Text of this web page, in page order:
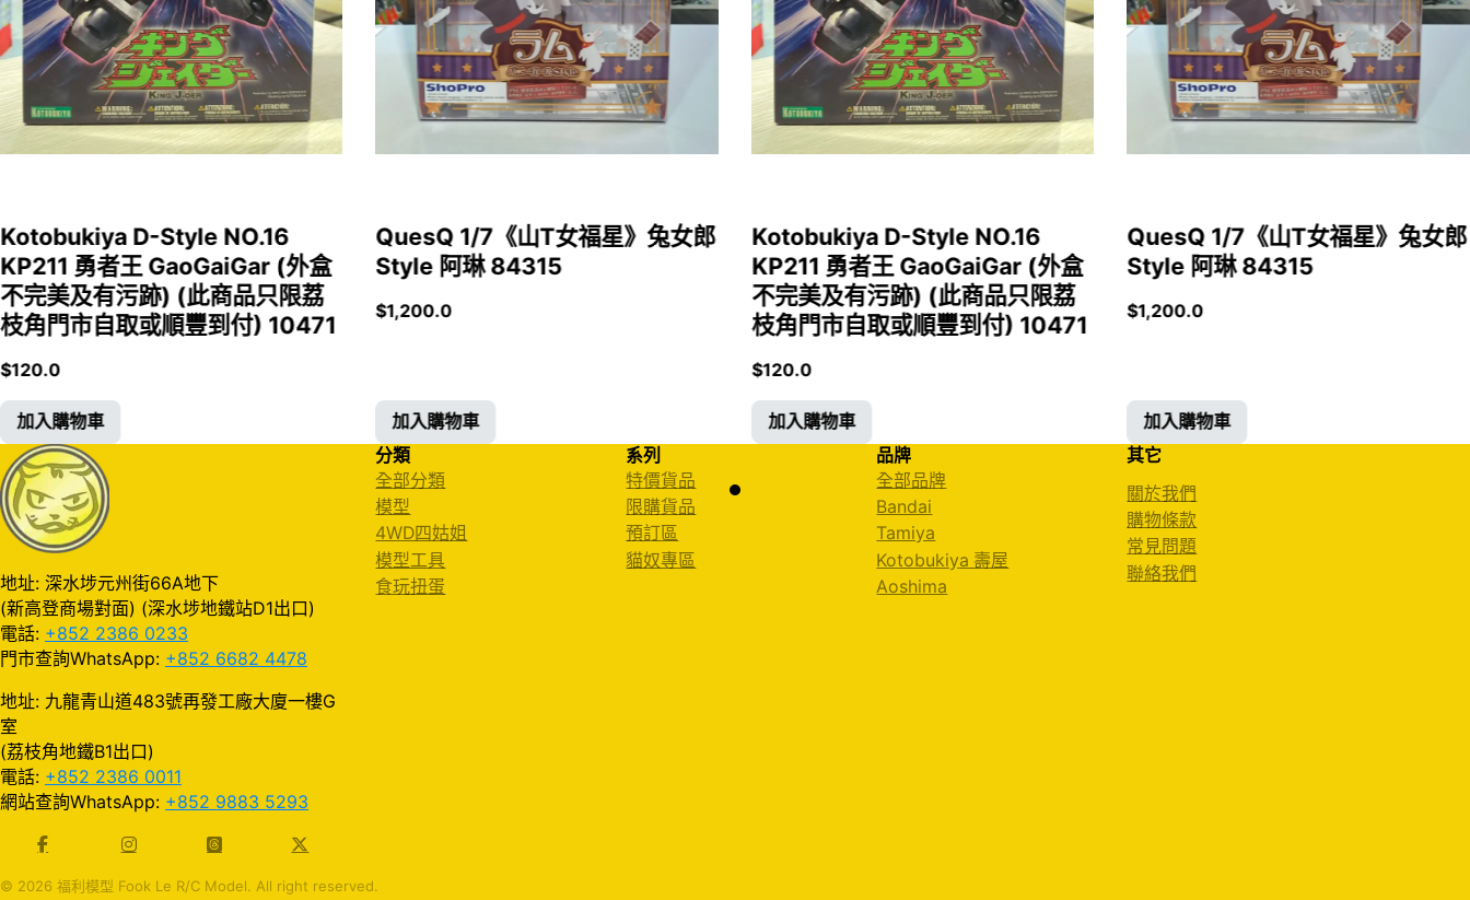
Kotobukiya D-Style NO.16
KP211 勇者王 GaoGaiGar (外盒
不完美及有污跡) (此商品只限荔
枝角門市自取或順豐到付) 10471
$120.0
加入購物車
QuesQ 1/7《山T女福星》兔女郎
Style 阿琳 84315
$1,200.0
加入購物車
Kotobukiya D-Style NO.16
KP211 勇者王 GaoGaiGar (外盒
不完美及有污跡) (此商品只限荔
枝角門市自取或順豐到付) 10471
$120.0
加入購物車
QuesQ 1/7《山T女福星》兔女郎
Style 阿琳 84315
$1,200.0
加入購物車
地址: 深水埗元州街66A地下
(新高登商場對面) (深水埗地鐵站D1出口)
電話: +852 2386 0233
門市查詢WhatsApp: +852 6682 4478
地址: 九龍青山道483號再發工廠大廈一樓G
室
(荔枝角地鐵B1出口)
電話: +852 2386 0011
網站查詢WhatsApp: +852 9883 5293
分類
全部分類
模型
4WD四姑姐
模型工具
食玩扭蛋
系列
特價貨品
限購貨品
預訂區
貓奴專區
品牌
全部品牌
Bandai
Tamiya
Kotobukiya 壽屋
Aoshima
其它
關於我們
購物條款
常見問題
聯絡我們
© 2026 福利模型 Fook Le R/C Model. All right reserved.